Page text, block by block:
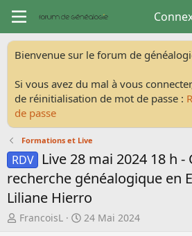
Bienvenue sur le forum de
Si vous avez du mal à vous
de réinitialisation de mot de passe :
de passe
Formations et Live
RDV
Live 28 mai 2024 18 h
recherche généalogique en
Liliane Hierro
A
FrancoisL
D
24 Mai 2024